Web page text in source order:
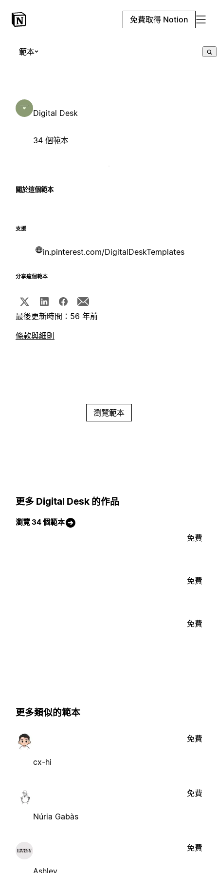
免費取得 Notion
範本
Digital Desk
34 個範本
關於這個範本
支援
in.pinterest.com/DigitalDeskTemplates
分享這個範本
最後更新時間：56 年前
條款與細則
瀏覽範本
更多 Digital Desk 的作品
瀏覽 34 個範本
免費
免費
免費
更多類似的範本
cx-hi
免費
Núria Gabàs
免費
Ashley
免費